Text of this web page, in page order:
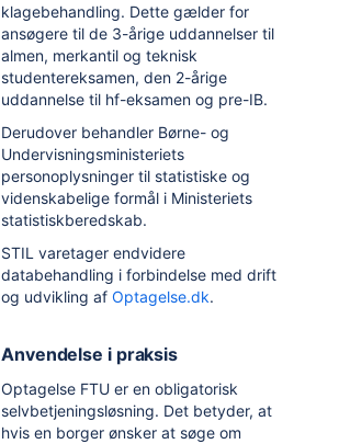
klagebehandling. Dette gælder for
ansøgere til de 3-årige uddannelser til
almen, merkantil og teknisk
studentereksamen, den 2-årige
uddannelse til hf-eksamen og pre-IB.
Derudover behandler Børne- og
Undervisningsministeriets
personoplysninger til statistiske og
videnskabelige formål i Ministeriets
statistiskberedskab.
STIL varetager endvidere
databehandling i forbindelse med drift
og udvikling af Optagelse.dk.
Anvendelse i praksis
Optagelse FTU er en obligatorisk
selvbetjeningsløsning. Det betyder, at
hvis en borger ønsker at søge om